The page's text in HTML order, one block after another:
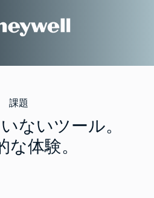
課題
ないツール。
な体験。